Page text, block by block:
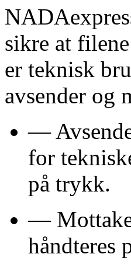
sikre at
er teknisk
avsender og
—
for
på trykk.
—
håndteres